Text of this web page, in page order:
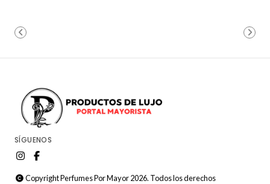
SÍGUENOS
Copyright Perfumes Por Mayor 2026. Todos los derechos